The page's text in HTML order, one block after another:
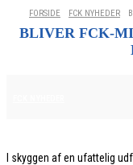
FORSIDE FCK NYHEDER
BLIVER FCK-
I skyggen af en ufattelig